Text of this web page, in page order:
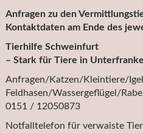
Anfragen zu den
Kontaktdaten am Ende des
Tierhilfe Schweinfurt
– Stark für Tiere in
Anfragen/Katzen/Kleintiere/
Feldhasen/Wassergeflügel/
0151 / 12050873
Notfalltelefon für verwaiste